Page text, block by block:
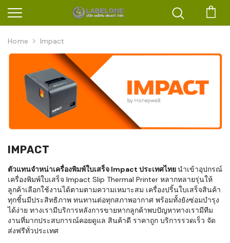
Home Impact
IMPACT
ตัวแทนจำหน่าเครื่องพิมพ์ใบเสร็จ Impact ประเทศไทยนำเข้าอุปกรณ์
เครื่องพิมพ์ใบเสร็จ Impact Slip Thermal Printer หลากหลายรุ่นให้
ลูกค้าเลือกใช้งานได้ตามตามความเหมาะสม เครื่องปริ้นใบเสร็จสินค้า
ทุกชิ้นมีประสิทธิภาพ ทนทานต่อทุกสภาพอากาศ พร้อมทั้งยังซ่อมบำรุง
ได้ง่าย ทางเรามีบริการหลังการขายหากลูกค้าพบปัญหาทางเรามีทีม
งานที่มากประสบการณ์คอยดูแล สินค้าดี ราคาถูก บริการรวดเร็ว จัด
ส่งฟรีทั่วประเทศ